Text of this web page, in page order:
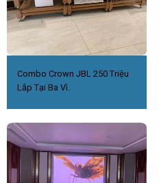
Combo Crown JBL 250 Triệu
Lắp Tại Ba Vì.